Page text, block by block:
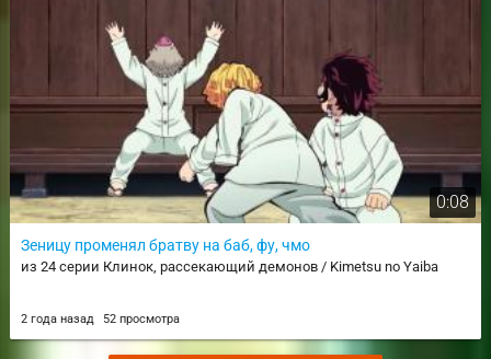
0:08
Зеницу променял братву на баб, фу, чмо
из 24 серии Клинок, рассекающий демонов / Kimetsu no Yaiba
2 года назад 52 просмотра